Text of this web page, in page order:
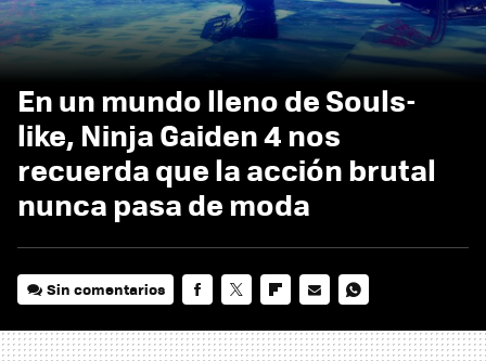
En un mundo lleno de Souls-
like, Ninja Gaiden 4 nos
recuerda que la acción brutal
nunca pasa de moda
Sin comentarios
MAIL